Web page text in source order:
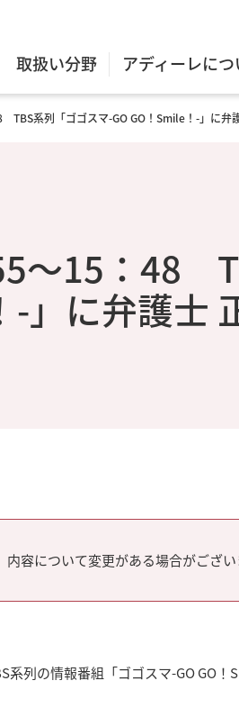
取扱い分野 アディーレにつ
系列「ゴゴスマ-GO GO！Smile！-」に弁護
15：48
」に弁護士
容について変更がある場合がござい
系列の情報番組「ゴゴスマ-GO GO